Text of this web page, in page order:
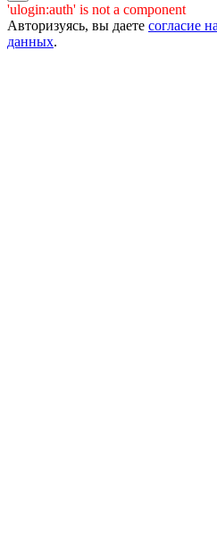
'ulogin:auth' is not a component
Авторизуясь, вы даете согласие
данных.